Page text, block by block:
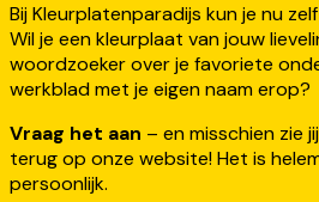
Bij Kleurplatenparadijs kun je nu
Wil je een kleurplaat van jouw
woordzoeker over je favoriete
werkblad met je eigen naam erop?
Vraag het aan – en misschien zie
terug op onze website! Het is
persoonlijk.